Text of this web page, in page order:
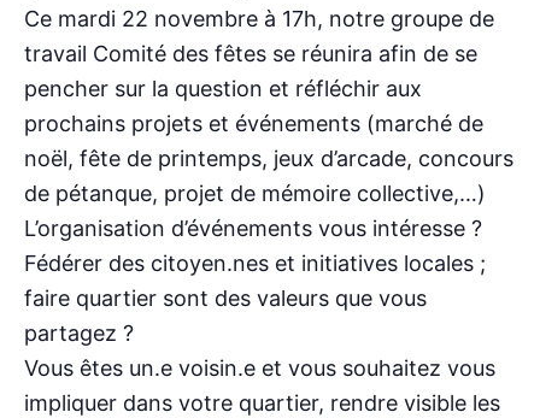
Ce mardi 22 novembre à 17h, notre groupe de
travail Comité des fêtes se réunira afin de se
pencher sur la question et réfléchir aux
prochains projets et événements (marché de
noël, fête de printemps, jeux d’arcade, concours
de pétanque, projet de mémoire collective,…)
L’organisation d’événements vous intéresse ?
Fédérer des citoyen.nes et initiatives locales ;
faire quartier sont des valeurs que vous
partagez ?
Vous êtes un.e voisin.e et vous souhaitez vous
impliquer dans votre quartier, rendre visible les